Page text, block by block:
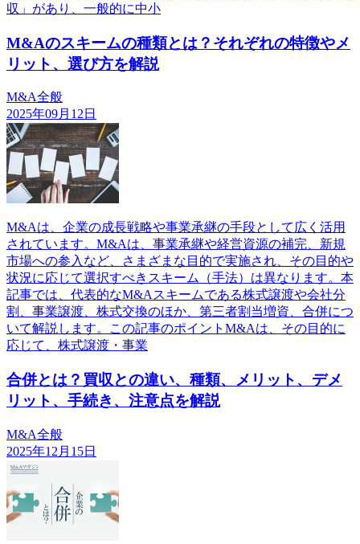
収」があり、一般的に中小
M&Aのスキームの種類とは？それぞれの特徴やメ
リット、選び方を解説
M&A全般
2025年09月12日
M&Aは、企業の成長戦略や事業承継の手段として広く活用
されています。M&Aは、事業承継や経営資源の補完、新規
市場への参入など、さまざまな目的で実施され、その目的や
状況に応じて選択すべきスキーム（手法）は異なります。本
記事では、代表的なM&Aスキームである株式譲渡や会社分
割、事業譲渡、株式交換のほか、第三者割当増資、合併につ
いて解説します。この記事のポイントM&Aは、その目的に
応じて、株式譲渡・事業
合併とは？買収との違い、種類、メリット、デメ
リット、手続き、注意点を解説
M&A全般
2025年12月15日